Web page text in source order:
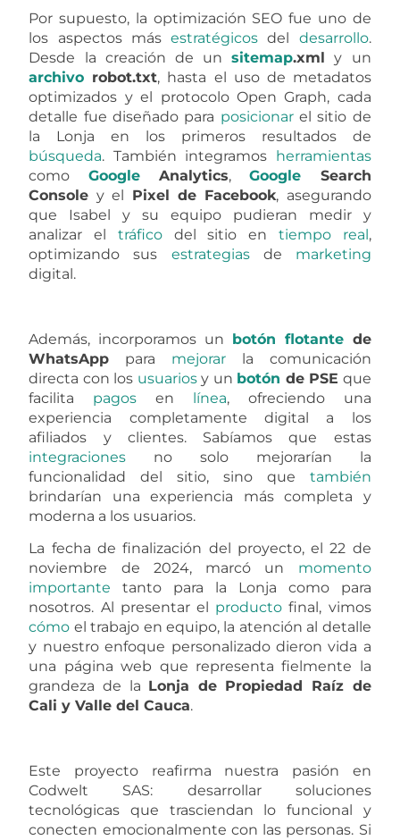
Por supuesto, la optimización SEO fue uno de
los aspectos másestratégicos del desarrollo.
Desde la creación de unsitemap.xml
y un
archivo robot.txt, hasta el uso de metadatos
optimizados y el protocolo Open Graph, cada
detalle fue diseñado para posicionarel sitio de
la Lonja en los primeros resultados de
búsqueda. También integramos
herramientas
como GoogleAnalytics,Google Search
Console y el Pixel de Facebook, asegurando
que Isabel y su equipo pudieran medir y
analizar el tráficodel sitio en tiempo real ,
optimizando sus estrategiasde marketing
digital.
Además, incorporamos un botón flotantede
WhatsApp para mejorar la comunicación
directa con los usuariosy un botón de PSE que
facilita pagos en línea, ofreciendo una
experiencia completamente digital a los
afiliados y clientes. Sabíamos que estas
integraciones no solo mejorarían la
funcionalidad del sitio, sino que también
brindarían una experiencia más completa y
moderna a los usuarios.
La fecha de finalización del proyecto, el 22 de
noviembre de 2024, marcó un momento
importante tanto para la Lonja como para
nosotros. Al presentar el producto final, vimos
cómo el trabajo en equipo, la atención al detalle
y nuestro enfoque personalizado dieron vida a
una página web que representa fielmente la
grandeza de la Lonja de Propiedad Raíz de
Cali y Valle del Cauca.
Este proyecto reafirma nuestra pasión en
Codwelt SAS: desarrollar soluciones
tecnológicas que trasciendan lo funcional y
conecten emocionalmente con las personas. Si